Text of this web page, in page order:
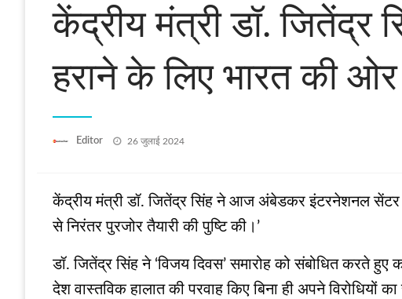
केंद्रीय मंत्री डॉ. जितेंद्र
हराने के लिए भारत की ओर
Editor
Posted
26 जुलाई 2024
केंद्रीय मंत्री डॉ. जितेंद्र सिंह ने आज अंबेडकर इंटरनेशनल सेंटर
से निरंतर पुरजोर तैयारी की पुष्टि की।’
डॉ. जितेंद्र सिंह ने ‘विजय दिवस’ समारोह को संबोधित करते
देश वास्‍तविक हालात की परवाह किए बिना ही अपने